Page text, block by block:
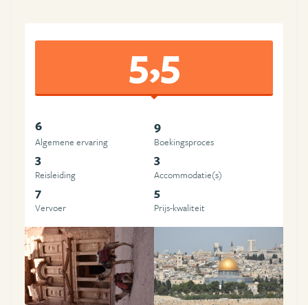
5,5
6
Algemene ervaring
9
Boekingsproces
3
Reisleiding
3
Accommodatie(s)
7
Vervoer
5
Prijs-kwaliteit